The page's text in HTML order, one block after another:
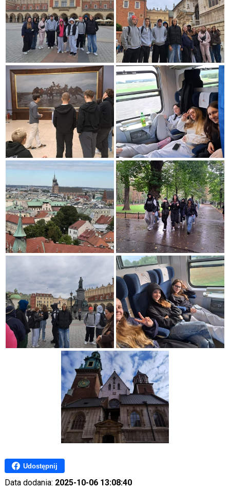
Udostępnij
Data dodania: 2025-10-06 13:08:40